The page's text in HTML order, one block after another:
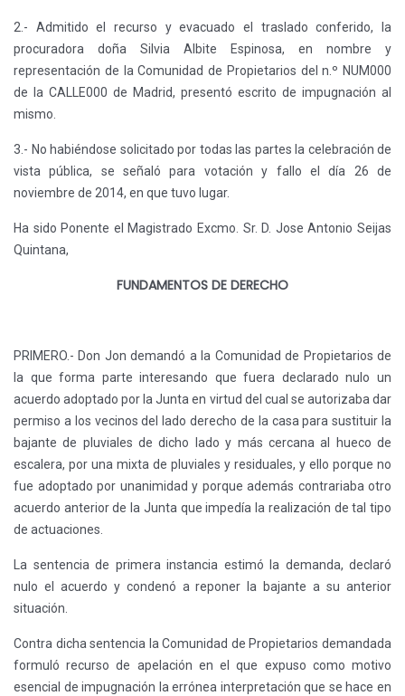
2.- Admitido el recurso y evacuado el traslado conferido, la
procuradora doña Silvia Albite Espinosa, en nombre y
representación de la Comunidad de Propietarios del n.º NUM000
de la CALLE000 de Madrid, presentó escrito de impugnación al
mismo.
3.- No habiéndose solicitado por todas las partes la celebración de
vista pública, se señaló para votación y fallo el día 26 de
noviembre de 2014, en que tuvo lugar.
Ha sido Ponente el Magistrado Excmo. Sr. D. Jose Antonio Seijas
Quintana,
FUNDAMENTOS DE DERECHO
PRIMERO.- Don Jon demandó a la Comunidad de Propietarios de
la que forma parte interesando que fuera declarado nulo un
acuerdo adoptado por la Junta en virtud del cual se autorizaba dar
permiso a los vecinos del lado derecho de la casa para sustituir la
bajante de pluviales de dicho lado y más cercana al hueco de
escalera, por una mixta de pluviales y residuales, y ello porque no
fue adoptado por unanimidad y porque además contrariaba otro
acuerdo anterior de la Junta que impedía la realización de tal tipo
de actuaciones.
La sentencia de primera instancia estimó la demanda, declaró
nulo el acuerdo y condenó a reponer la bajante a su anterior
situación.
Contra dicha sentencia la Comunidad de Propietarios demandada
formuló recurso de apelación en el que expuso como motivo
esencial de impugnación la errónea interpretación que se hace en